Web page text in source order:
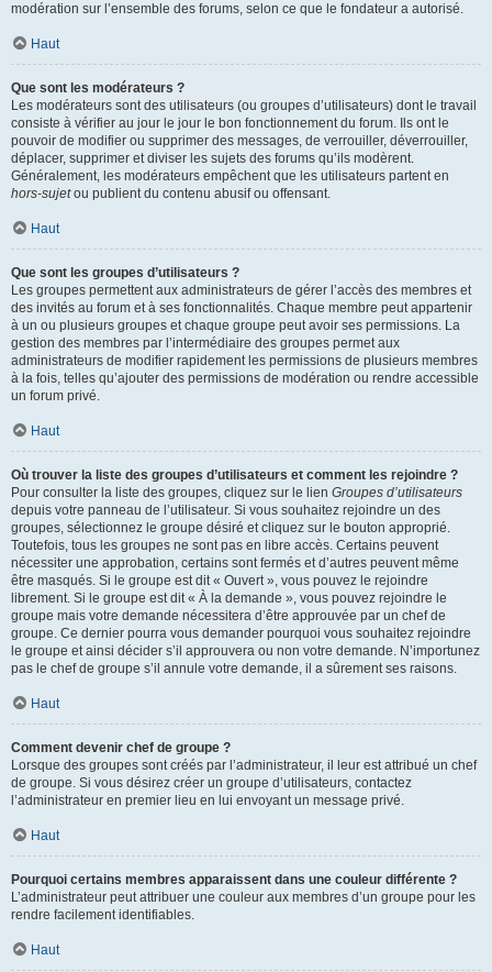
modération sur l’ensemble des forums, selon ce que le fondateur a autorisé.
Haut
Que sont les modérateurs ?
Les modérateurs sont des utilisateurs (ou groupes d’utilisateurs) dont le travail
consiste à vérifier au jour le jour le bon fonctionnement du forum. Ils ont le
pouvoir de modifier ou supprimer des messages, de verrouiller, déverrouiller,
déplacer, supprimer et diviser les sujets des forums qu’ils modèrent.
Généralement, les modérateurs empêchent que les utilisateurs partent en
hors-sujetou publient du contenu abusif ou offensant.
Haut
Que sont les groupes d’utilisateurs ?
Les groupes permettent aux administrateurs de gérer l’accès des membres et
des invités au forum et à ses fonctionnalités. Chaque membre peut appartenir
à un ou plusieurs groupes et chaque groupe peut avoir ses permissions. La
gestion des membres par l’intermédiaire des groupes permet aux
administrateurs de modifier rapidement les permissions de plusieurs membres
à la fois, telles qu’ajouter des permissions de modération ou rendre accessible
un forum privé.
Haut
Où trouver la liste des groupes d’utilisateurs et comment les rejoindre ?
Pour consulter la liste des groupes, cliquez sur le lien Groupes d’utilisateurs
depuis votre panneau de l’utilisateur. Si vous souhaitez rejoindre un des
groupes, sélectionnez le groupe désiré et cliquez sur le bouton approprié.
Toutefois, tous les groupes ne sont pas en libre accès. Certains peuvent
nécessiter une approbation, certains sont fermés et d’autres peuvent même
être masqués. Si le groupe est dit « Ouvert », vous pouvez le rejoindre
librement. Si le groupe est dit « À la demande », vous pouvez rejoindre le
groupe mais votre demande nécessitera d’être approuvée par un chef de
groupe. Ce dernier pourra vous demander pourquoi vous souhaitez rejoindre
le groupe et ainsi décider s’il approuvera ou non votre demande. N’importunez
pas le chef de groupe s’il annule votre demande, il a sûrement ses raisons.
Haut
Comment devenir chef de groupe ?
Lorsque des groupes sont créés par l’administrateur, il leur est attribué un chef
de groupe. Si vous désirez créer un groupe d’utilisateurs, contactez
l’administrateur en premier lieu en lui envoyant un message privé.
Haut
Pourquoi certains membres apparaissent dans une couleur différente ?
L’administrateur peut attribuer une couleur aux membres d’un groupe pour les
rendre facilement identifiables.
Haut